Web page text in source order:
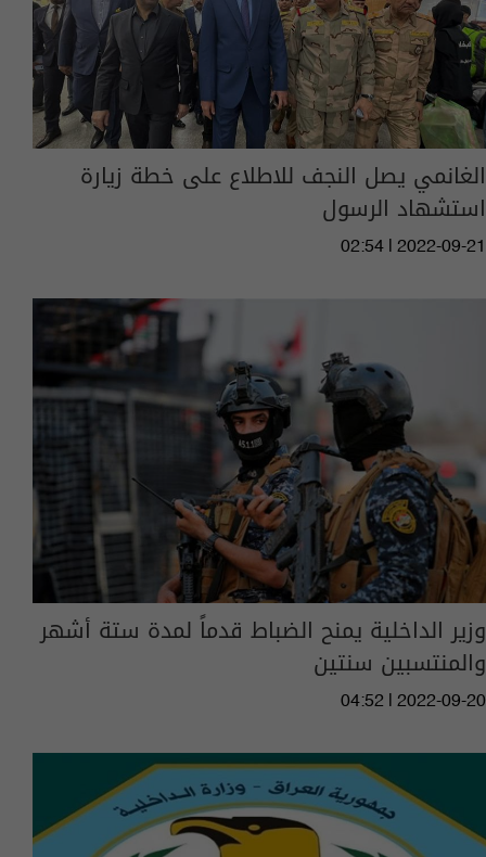
الغانمي يصل النجف للاطلاع على خطة زيارة
استشهاد الرسول
02:54 | 2022-09-21
وزير الداخلية يمنح الضباط قدماً لمدة ستة أشهر
والمنتسبين سنتين
04:52 | 2022-09-20